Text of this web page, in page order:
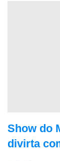
Show do
divirta